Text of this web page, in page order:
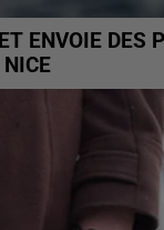
ENVOIE DES
NICE